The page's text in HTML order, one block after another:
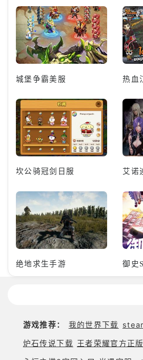
城堡争霸美服 热血
坎公骑冠剑日服 艾诺
绝地求生手游 御史
游戏推荐： 我的世界下载
炉石传说下载 王者荣耀官方正版